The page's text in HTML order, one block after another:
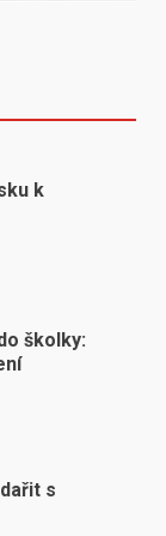
k
školky:
s